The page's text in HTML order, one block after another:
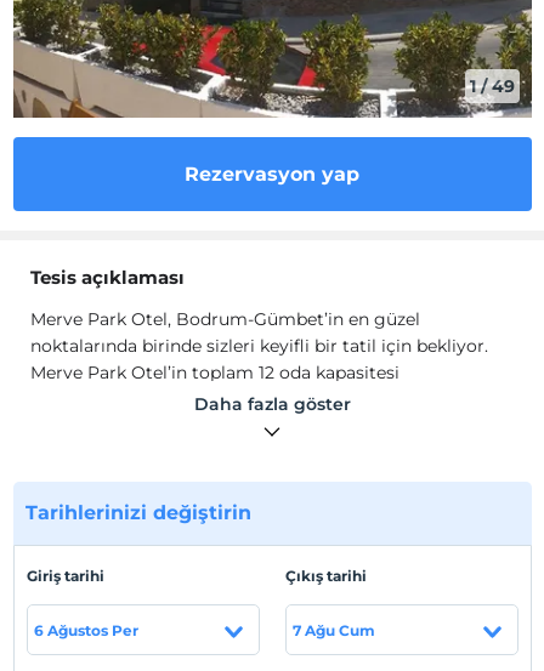
1/49
Rezervasyon yap
Tesis açıklaması
Merve Park Otel, Bodrum-Gümbet’in en güzel
noktalarında birinde sizleri keyifli bir tatil için bekliyor.
Merve Park Otel’in toplam 12 oda kapasitesi
bulunmaktadır. Her odası geniş ve ferah olan otelin tüm
odalarında; çay-kahve makinesi, internet, mini bar, TV,
makinesi, klima, oda temizlik, çalışma masası, havlu ve
WC mevcuttur.
Merve Park Otel’in toplam 12 oda kapasitesi
bulunmaktadır. Her odası geniş ve ferah olan otelin tüm
odalarında; çay-kahve makinesi, internet, mini bar, TV,
Daha fazla göster
Tarihlerinizi değiştirin
Giriş tarihi
6 Ağustos Per
Çıkış tarihi
7 Ağu Cum